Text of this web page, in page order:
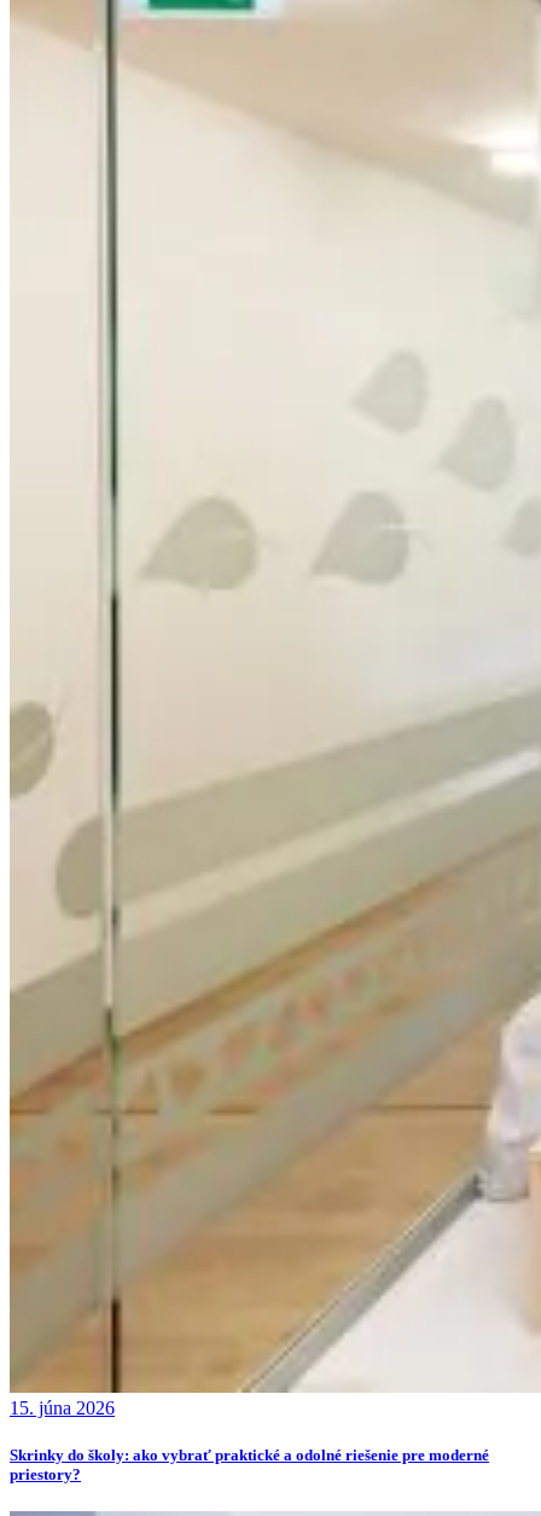
15. júna 2026
Skrinky do školy: ako vybrať praktické a odolné riešenie pre moderné
priestory?